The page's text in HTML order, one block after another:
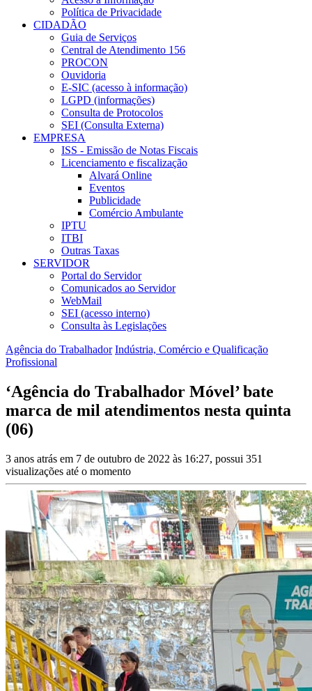
Política de Privacidade
CIDADÃO
Guia de Serviços
Central de Atendimento 156
PROCON
Ouvidoria
E-SIC (acesso à informação)
LGPD (informações)
Consulta de Protocolos
SEI (Consulta Externa)
EMPRESA
ISS - Emissão de Notas Fiscais
Licenciamento e fiscalização
Alvará Online
Eventos
Publicidade
Comércio Ambulante
IPTU
ITBI
Outras Taxas
SERVIDOR
Portal do Servidor
Comunicados ao Servidor
WebMail
SEI (acesso interno)
Consulta às Legislações
Agência do Trabalhador Indústria, Comércio e Qualificação
Profissional
‘Agência do Trabalhador Móvel’ bate
marca de mil atendimentos nesta quinta
(06)
3 anos atrás em 7 de outubro de 2022 às 16:27, possui 351
visualizações até o momento